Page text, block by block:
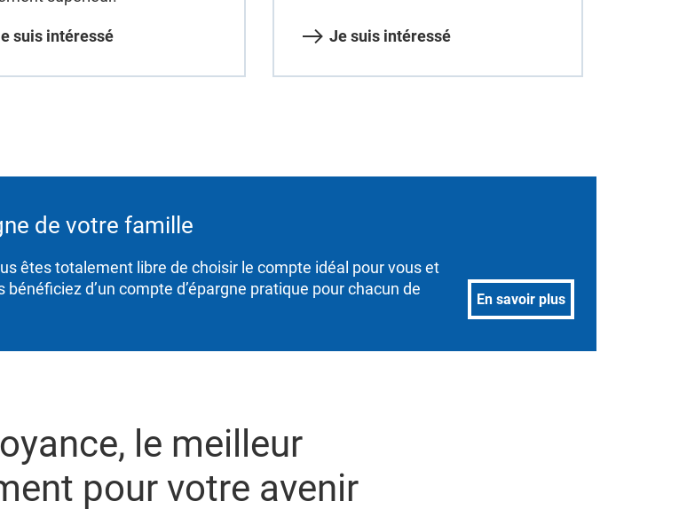
suis intéressé Je suis intéressé
de votre famille
êtes totalement libre de choisir le compte idéal pour vous et
d’un compte d’épargne pratique pour chacun de
En savoir plus
le meilleur
pour votre avenir